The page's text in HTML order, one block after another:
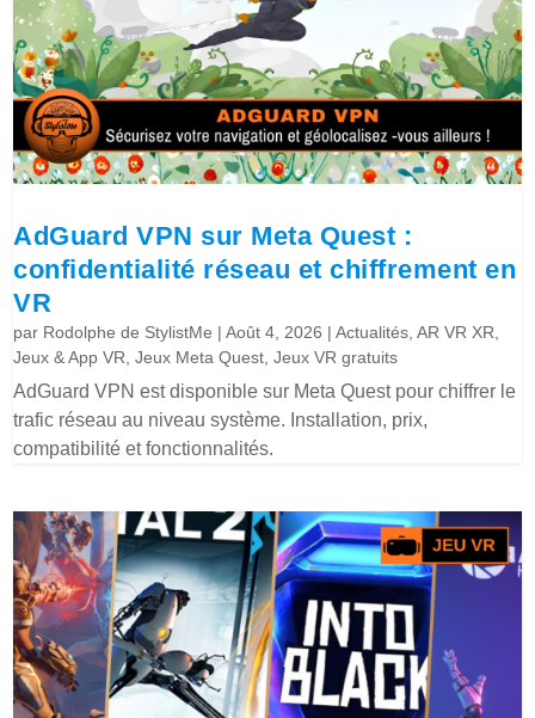
AdGuard VPN sur Meta Quest :
confidentialité réseau et chiffrement en
VR
par Rodolphe de StylistMe |Août 4, 2026 |Actualités ,AR VR XR
Jeux & App VR ,Jeux Meta Quest ,Jeux VR gratuits
AdGuard VPN est disponible sur Meta Quest pour chiffrer le
trafic réseau au niveau système. Installation, prix,
compatibilité et fonctionnalités.